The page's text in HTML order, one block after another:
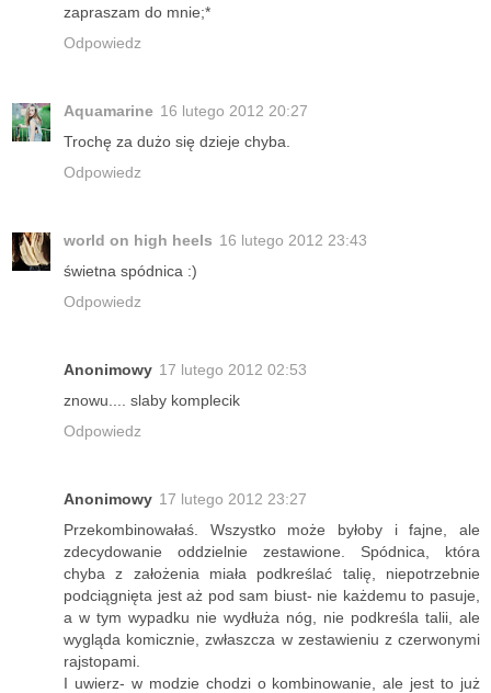
zapraszam do mnie;*
Odpowiedz
Aquamarine 16 lutego 2012 20:27
Trochę za dużo się dzieje chyba.
Odpowiedz
world on high heels 16 lutego 2012 23:43
świetna spódnica :)
Odpowiedz
Anonimowy 17 lutego 2012 02:53
znowu.... slaby komplecik
Odpowiedz
Anonimowy 17 lutego 2012 23:27
Przekombinowałaś. Wszystko może byłoby i fajne, ale
zdecydowanie oddzielnie zestawione. Spódnica, która
chyba z założenia miała podkreślać talię, niepotrzebnie
podciągnięta jest aż pod sam biust- nie każdemu to pasuje,
a w tym wypadku nie wydłuża nóg, nie podkreśla talii, ale
wygląda komicznie, zwłaszcza w zestawieniu z czerwonymi
rajstopami.
I uwierz- w modzie chodzi o kombinowanie, ale jest to już